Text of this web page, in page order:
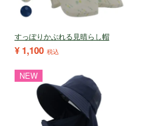
すっぽりかぶれる見晴らし帽
¥ 1,100 税込
NEW